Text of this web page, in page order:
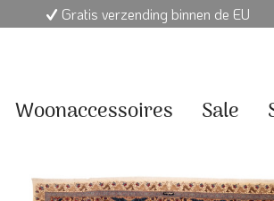
Gratis verzending binnen de EU
Woonaccessoires Sale